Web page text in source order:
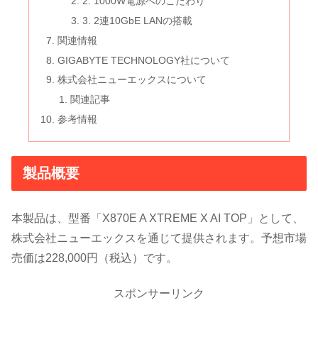
3. 2連10GbE LANの搭載
関連情報
GIGABYTE TECHNOLOGY社について
株式会社ニューエックスについて
関連記事
参考情報
製品概要
本製品は、型番「X870E A XTREME X AI TOP」として、
株式会社ニューエックスを通じて提供されます。予想市場
売価は228,000円（税込）です。
スポンサーリンク